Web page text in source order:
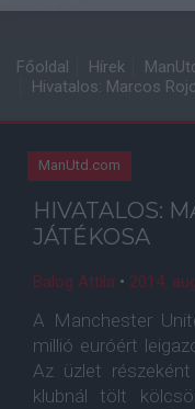
Főoldal Hírek
Hivatalos: Marcos
ManUtd.com
HIVATALOS:
JÁTÉKOSA
Balog Attila • 2014.
A Manchester
millió euróért
Az üzlet
klubnál tölt